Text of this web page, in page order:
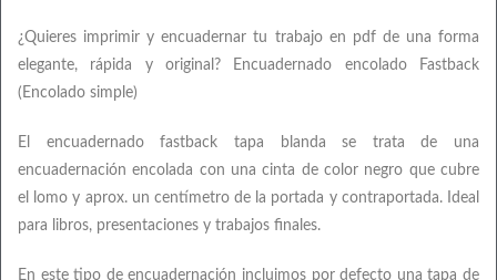
¿Quieres imprimir y encuadernar tu trabajo en pdf de una forma
elegante, rápida y original? Encuadernado encolado Fastback
(Encolado simple)
El encuadernado fastback tapa blanda se trata de una
encuadernación encolada con una cinta de color negro que cubre
el lomo y aprox. un centímetro de la portada y contraportada. Ideal
para libros, presentaciones y trabajos finales.
En este tipo de encuadernación incluimos por defecto una tapa de